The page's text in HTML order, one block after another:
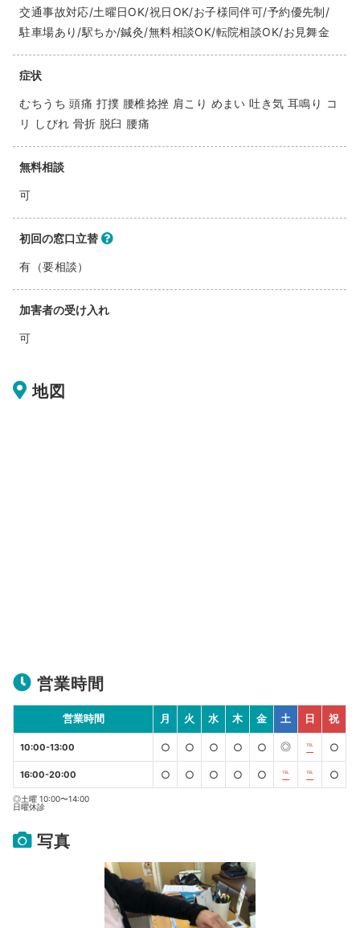
交通事故対応/土曜日OK/祝日OK/お子様同伴可/予約優先制/
駐車場あり/駅ちか/鍼灸/無料相談OK/転院相談OK/お見舞金
症状
むちうち 頭痛 打撲 腰椎捻挫 肩こり めまい 吐き気 耳鳴り コ
リ しびれ 骨折 脱臼 腰痛
無料相談
可
初回の窓口立替
有（要相談）
加害者の受け入れ
可
地図
営業時間
営業時間 月 火 水 木 金 土 日 祝
10:00-13:00 ○ ○ ○ ○ ○ ◎ ℡ ○
16:00-20:00 ○ ○ ○ ○ ○ ℡ ℡ ○
◎土曜 10:00〜14:00
日曜休診
写真